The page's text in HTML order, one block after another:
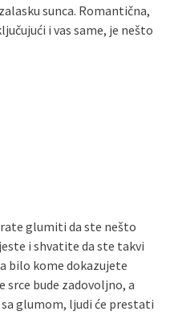
sunca. Romantična,
i vas same, je nešto
glumiti da ste nešto
i shvatite da ste takvi
bilo kome dokazujete
srce bude zadovoljno, a
glumom, ljudi će prestati